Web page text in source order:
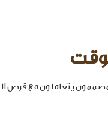
يتعاملون مع قرص